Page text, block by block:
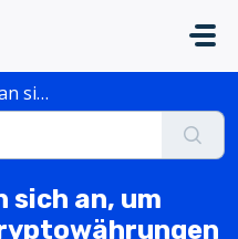
i...
sich an, um